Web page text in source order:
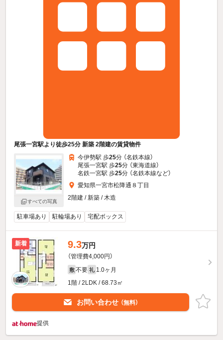
尾張一宮駅より徒歩25分 新築 2階建の賃貸物件
すべての写真
今伊勢駅 歩25分 （名鉄本線）
尾張一宮駅 歩25分 （東海道線）
名鉄一宮駅 歩25分 （名鉄本線など）
愛知県一宮市松降通８丁目
2階建 / 新築 / 木造
駐車場あり 駐輪場あり 宅配ボックス
新着 9.3万円
（管理費4,000円）
敷 不要 礼 1.0ヶ月
1階 / 2LDK / 68.73㎡
お問い合わせ （無料）
提供